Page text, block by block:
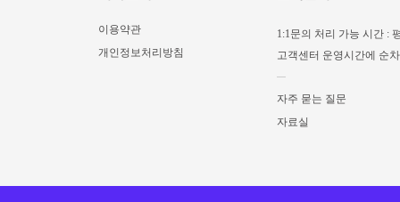
이용약관
개인정보처리방침
1:1문의 처리 가능 시간 :
고객센터 운영시간에 순
자주 묻는 질문
자료실